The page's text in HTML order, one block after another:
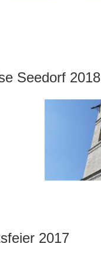
Seedorf 2018
2017